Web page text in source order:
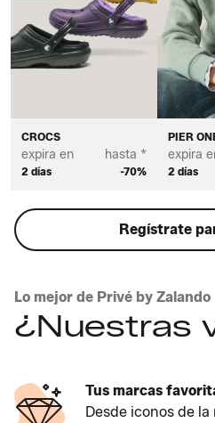
CROCS
expira en
2 días
hasta *
-70%
PIER
expira
2 días
Regístrate
Lo mejor de Privé by Zalando
¿Nuestras
Tus marcas
Desde iconos de